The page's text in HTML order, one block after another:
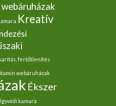
Kreatív
fertőtlenítés
webáruházak
Ékszer
kamara